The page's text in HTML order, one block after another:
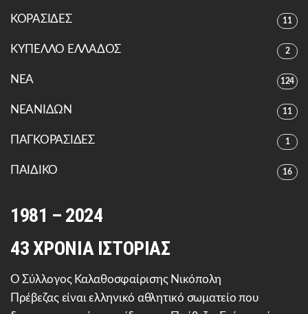
ΚΟΡΑΣΙΔΕΣ 11
ΚΥΠΕΛΛΟ ΕΛΛΑΔΟΣ 2
ΝΕΑ 124
ΝΕΑΝΙΔΩΝ 11
ΠΑΓΚΟΡΑΣΙΔΕΣ 1
ΠΑΙΔΙΚΟ 16
1981 – 2024
43 ΧΡΟΝΙΑ ΙΣΤΟΡΙΑΣ
Ο Σύλλογος Καλαθοσφαίρισης Νικόπολη
Πρέβεζας είναι ελληνικό αθλητικό σωματείο που